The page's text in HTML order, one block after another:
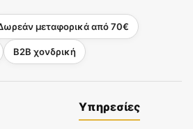
μεταφορικά από 70€
B2B χονδρική
Υπηρεσίες